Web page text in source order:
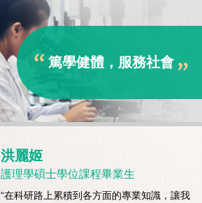
篤學健體， 服務社會
洪麗姬
護理學碩士學位課程畢業生
“在科研路上累積到各方面的專業知識，讓我